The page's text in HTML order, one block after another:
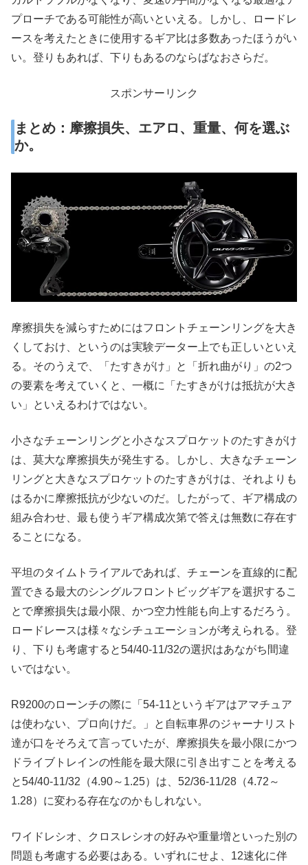
プローチである可能性が高いといえる。しかし、ロードレ
ースを考えたときに使用するギア比は多数あったほうがい
い。登りもあれば、下りもあるのならばなおさらだ。
スポンサーリンク
まとめ：摩擦損失、エアロ、重量、何を選ぶ
か。
摩擦損失を減らすためにはフロントチェーンリングを大き
くしておけ、というのは実験データー上でも正しいといえ
る。そのうえで、「たすきがけ」と「折れ曲がり」の2つ
の要素を考えていくと、一概に「たすきがけは抵抗が大き
い」といえるわけではない。
小さなチェーンリングと小さなスプロケットのたすきがけ
は、莫大な摩擦損失が発生する。しかし、大きなチェーン
リングと大きなスプロケットのたすきがけは、それよりも
はるかに摩擦抵抗が少ないのだ。したがって、ギア構成の
組み合わせ、最も使うギア構成次第で答えは無数に存在す
ることになる。
平坦のタイムトライアルであれば、チェーンを直線的に配
置できる最大のシングルフロントビッグギアを選択するこ
とで摩擦損失は最小限、かつ空力性能も向上するだろう。
ロードレースは様々なシチュエーションが考えられる。登
り、下りも考慮すると54/40-11/32の選択はあながち間違
いではない。
R9200のローンチの際に「54-11というギアはアマチュア
は使わない、プロ向けだ。」と自転車界のジャーナリスト
達が口をそろえて言っていたが、摩擦損失を最小限にかつ
ドライブトレインの性能を最大限に引き出すことを考える
と54/40-11/32（4.90～1.25）は、52/36-11/28（4.72～
1.28）に変わる存在なのかもしれない。
ワイドレシオ、クロスレシオの好みや重量増といった別の
問題も考慮する必要はある。いずれにせよ、12速化に伴